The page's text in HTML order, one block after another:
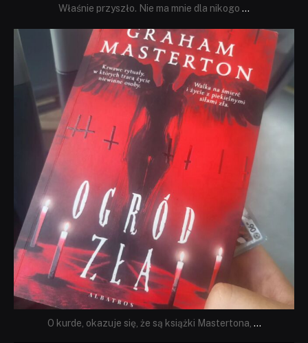
Właśnie przyszło. Nie ma mnie dla nikogo ...
dobryhorror
Sie 23
O kurde, okazuje się, że są książki Mastertona, ...